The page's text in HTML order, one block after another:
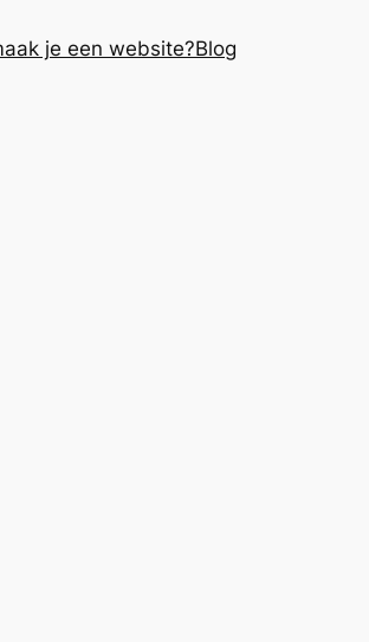
je een website?Blog